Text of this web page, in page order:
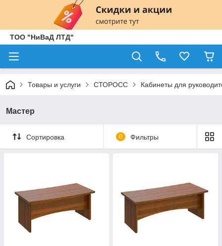
ТОО "НиВаД ЛТД"
Товары и услуги СТОРОСС Кабинеты для
Мастер
Сортировка 0 Фильтры